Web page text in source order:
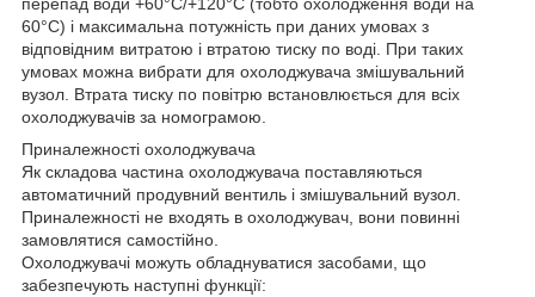
перепад води +60°С/+120°С (тобто охолодження води на
60°С) і максимальна потужність при даних умовах з
відповідним витратою і втратою тиску по воді. При таких
умовах можна вибрати для охолоджувача змішувальний
вузол. Втрата тиску по повітрю встановлюється для всіх
охолоджувачів за номограмою.
Приналежності охолоджувача
Як складова частина охолоджувача поставляються
автоматичний продувний вентиль і змішувальний вузол.
Приналежності не входять в охолоджувач, вони повинні
замовлятися самостійно.
Охолоджувачі можуть обладнуватися засобами, що
забезпечують наступні функції: